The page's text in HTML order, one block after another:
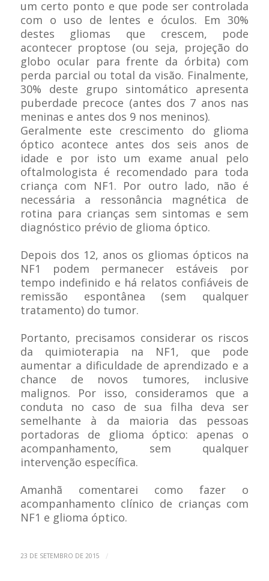
um certo ponto e que pode ser controlada
com o uso de lentes e óculos. Em 30%
destes gliomas que crescem, pode
acontecer proptose (ou seja, projeção do
globo ocular para frente da órbita) com
perda parcial ou total da visão. Finalmente,
30% deste grupo sintomático apresenta
puberdade precoce (antes dos 7 anos nas
meninas e antes dos 9 nos meninos).
Geralmente este crescimento do glioma
óptico acontece antes dos seis anos de
idade e por isto um exame anual pelo
oftalmologista é recomendado para toda
criança com NF1. Por outro lado, não é
necessária a ressonância magnética de
rotina para crianças sem sintomas e sem
diagnóstico prévio de glioma óptico.
Depois dos 12, anos os gliomas ópticos na
NF1 podem permanecer estáveis por
tempo indefinido e há relatos confiáveis de
remissão espontânea (sem qualquer
tratamento) do tumor.
Portanto, precisamos considerar os riscos
da quimioterapia na NF1, que pode
aumentar a dificuldade de aprendizado e a
chance de novos tumores, inclusive
malignos. Por isso, consideramos que a
conduta no caso de sua filha deva ser
semelhante à da maioria das pessoas
portadoras de glioma óptico: apenas o
acompanhamento, sem qualquer
intervenção específica.
Amanhã comentarei como fazer o
acompanhamento clínico de crianças com
NF1 e glioma óptico.
23 DE SETEMBRO DE 2015 /